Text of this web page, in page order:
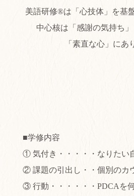
美語研修®は「心技体」を基
中心核は「感謝の気持ち」
「素直な心」にあ
■学修内容
① 気付き・・・・・なりたい
② 課題の引出し・・個別のカ
③ 行動・・・・・・PDCAを